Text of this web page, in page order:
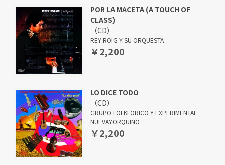
POR LA MACETA (A TOUCH OF
CLASS)
（CD）
REY ROIG Y SU ORQUESTA
￥2,200
LO DICE TODO
（CD）
GRUPO FOLKLORICO Y EXPERIMENTAL
NUEVAYORQUINO
￥2,200